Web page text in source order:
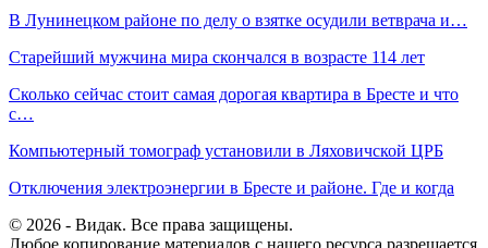
В Лунинецком районе по делу о взятке осудили ветврача и…
Старейший мужчина мира скончался в возрасте 114 лет
Сколько сейчас стоит самая дорогая квартира в Бресте и что
с…
Компьютерный томограф установили в Ляховичской ЦРБ
Отключения электроэнергии в Бресте и районе. Где и когда
© 2026 - Видак. Все права защищены.
Любое копирование материалов с нашего ресурса разрешается